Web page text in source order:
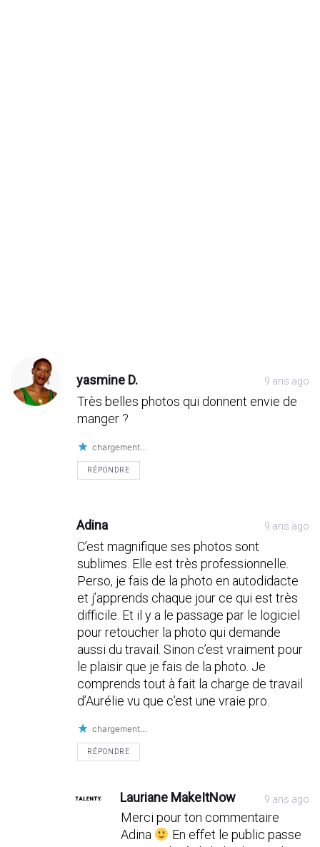
Post
commentyasmine D. 9 ans ago
Très belles photos qui donnent envie de
manger ?
chargement…
RÉPONDRE
Post
comment
Adina 9 ans ago
C’est magnifique ses photos sont
sublimes. Elle est très professionnelle.
Perso, je fais de la photo en autodidacte
et j’apprends chaque jour ce qui est très
difficile. Et il y a le passage par le logiciel
pour retoucher la photo qui demande
aussi du travail. Sinon c’est vraiment pour
le plaisir que je fais de la photo. Je
comprends tout à fait la charge de travail
d’Aurélie vu que c’est une vraie pro.
chargement…
RÉPONDRE
Post
comment
Lauriane MakeItNow 9 ans ago
Merci pour ton commentaire
Adina
En effet le public passe
Post
comment
Post
comment
Post
comment
Post
comment
Post
comment
Post
comment
Post
comment
Post
comment
Post
comment
Post
comment
Post
comment
Post
comment
Post
comment
Post
comment
Post
comment
Post
comment
Post
comment
Post
comment